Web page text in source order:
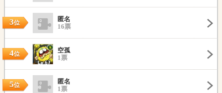
3位
匿名
16票
4位
空孤
1票
5位
匿名
1票